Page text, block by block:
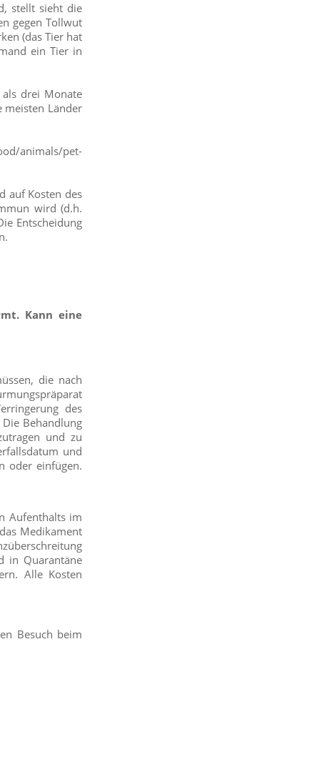
stellt sieht die
gegen Tollwut
(das Tier hat
ein Tier in
drei Monate
meisten Länder
animals/pet-
auf Kosten des
wird (d.h.
Entscheidung
Kann eine
die nach
des
Behandlung
und zu
und
oder einfügen.
Aufenthalts im
Medikament
in Quarantäne
Alle Kosten
Besuch beim